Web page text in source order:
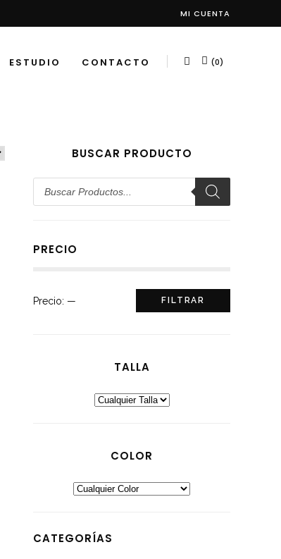
MI CUENTA
ESTUDIO CONTACTO (0)
BUSCAR PRODUCTO
Búsqueda
PRECIO
Precio
Precio
FILTRAR
Precio: —
TALLA
COLOR
CATEGORÍAS